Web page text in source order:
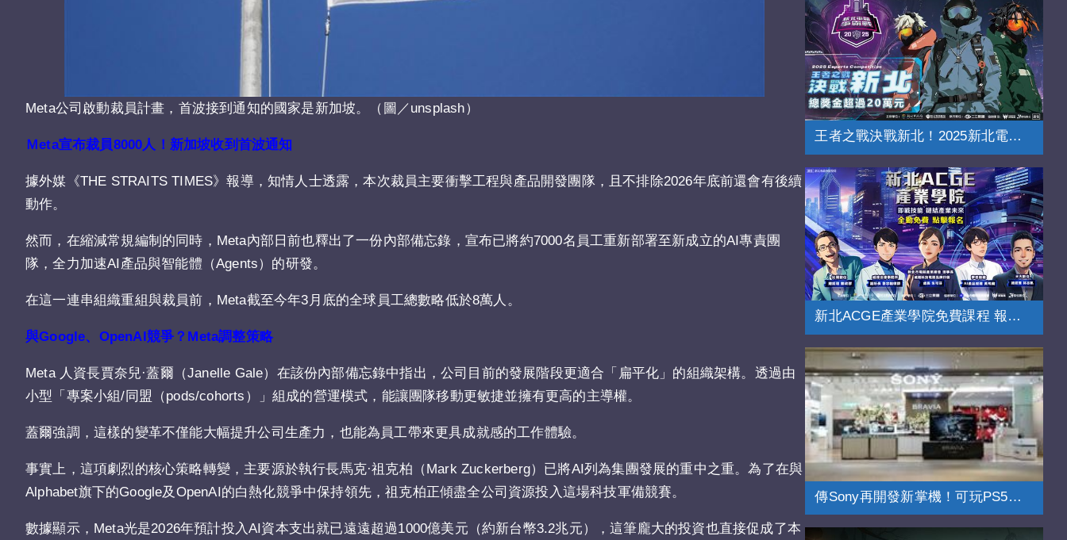
Meta公司啟動裁員計畫，首波接到通知的國家是新加坡。（圖／unsplash）
Ｍeta宣布裁員8000人！新加坡收到首波通知
據外媒《THE STRAITS TIMES》報導，知情人士透露，本次裁員主要衝擊工程與產品開發團隊，且不排除2026年底前還會有後續
動作。
然而，在縮減常規編制的同時，Meta內部日前也釋出了一份內部備忘錄，宣布已將約7000名員工重新部署至新成立的AI專責團
隊，全力加速AI產品與智能體（Agents）的研發。
在這一連串組織重組與裁員前，Meta截至今年3月底的全球員工總數略低於8萬人。
與Google、OpenAI競爭？Meta調整策略
Meta 人資長賈奈兒·蓋爾（Janelle Gale）在該份內部備忘錄中指出，公司目前的發展階段更適合「扁平化」的組織架構。透過由
小型「專案小組/同盟（pods/cohorts）」組成的營運模式，能讓團隊移動更敏捷並擁有更高的主導權。
蓋爾強調，這樣的變革不僅能大幅提升公司生產力，也能為員工帶來更具成就感的工作體驗。
事實上，這項劇烈的核心策略轉變，主要源於執行長馬克·祖克柏（Mark Zuckerberg）已將AI列為集團發展的重中之重。為了在與
Alphabet旗下的Google及OpenAI的白熱化競爭中保持領先，祖克柏正傾盡全公司資源投入這場科技軍備競賽。
數據顯示，Meta光是2026年預計投入AI資本支出就已遠遠超過1000億美元（約新台幣3.2兆元），這筆龐大的投資也直接促成了本
王者之戰決戰新北！2025新北電競爭霸戰
新北ACGE產業學院免費課程 報名開跑
傳Sony再開發新掌機！可玩PS5挑戰Switch